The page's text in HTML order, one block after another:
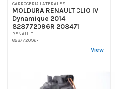
CARROCERIA LATERALES
MOLDURA RENAULT CLIO IV
Dynamique 2014
828772096R 208471
RENAULT
828772096R
View